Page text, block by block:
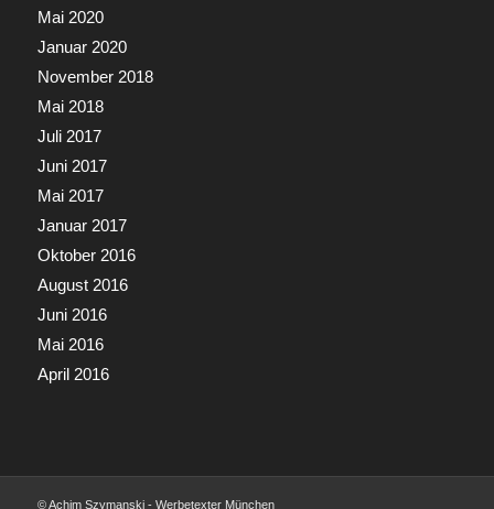
Mai 2020
Januar 2020
November 2018
Mai 2018
Juli 2017
Juni 2017
Mai 2017
Januar 2017
Oktober 2016
August 2016
Juni 2016
Mai 2016
April 2016
© Achim Szymanski - Werbetexter München